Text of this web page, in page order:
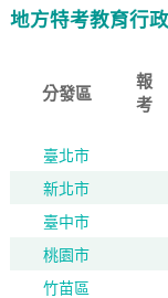
地方特考教育行
分發區
報
考
臺北市
新北市
臺中市
桃園市
竹苗區